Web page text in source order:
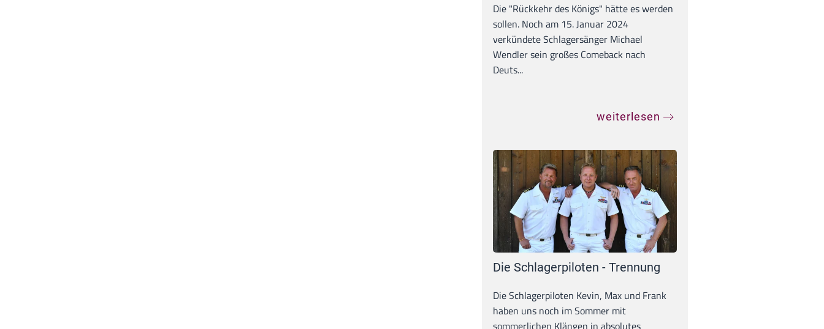
Die "Rückkehr des Königs" hätte es werden
sollen. Noch am 15. Januar 2024
verkündete Schlagersänger Michael
Wendler sein großes Comeback nach
Deuts...
weiterlesen
Die Schlagerpiloten - Trennung
Die Schlagerpiloten Kevin, Max und Frank
haben uns noch im Sommer mit